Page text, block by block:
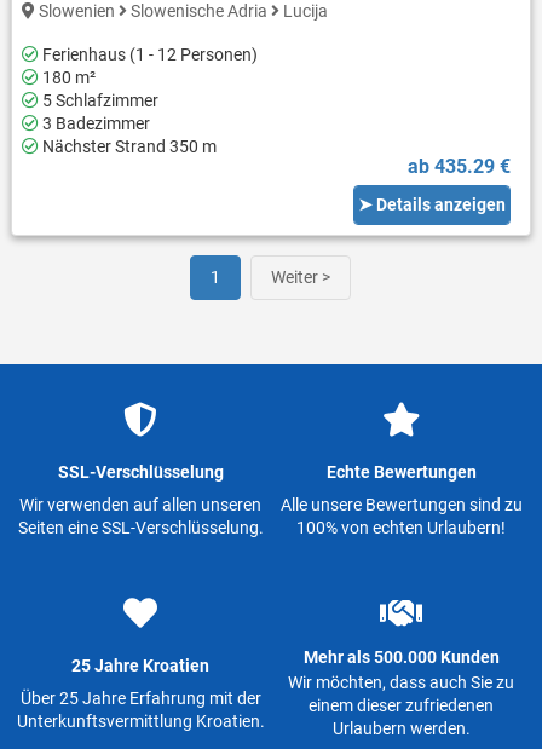
Slowenien Slowenische Adria Lucija
Ferienhaus (1 - 12 Personen)
180 m²
5 Schlafzimmer
3 Badezimmer
Nächster Strand 350 m
ab 435.29 €
➤ Details anzeigen
1 Weiter >
SSL-Verschlüsselung
Wir verwenden auf allen unseren
Seiten eine SSL-Verschlüsselung.
Echte Bewertungen
Alle unsere Bewertungen sind zu
100% von echten Urlaubern!
25 Jahre Kroatien
Über 25 Jahre Erfahrung mit der
Unterkunftsvermittlung Kroatien.
Mehr als 500.000 Kunden
Wir möchten, dass auch Sie zu
einem dieser zufriedenen
Urlaubern werden.